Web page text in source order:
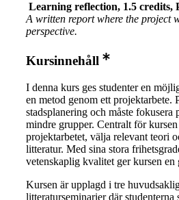
Learning reflection, 1.5 credits,
A written report where the project
perspective.
Kursinnehåll
I denna kurs ges studenter en
en metod genom ett
stadsplanering och måste
mindre grupper. Centralt för
projektarbetet, välja relevant teori
litteratur. Med sina stora
vetenskaplig kvalitet ger kursen en
Kursen är upplagd i tre
litteraturseminarier där